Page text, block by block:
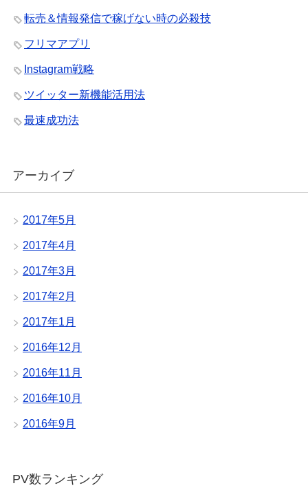
転売＆情報発信で稼げない時の必殺技
フリマアプリ
Instagram戦略
ツイッター新機能活用法
最速成功法
アーカイブ
2017年5月
2017年4月
2017年3月
2017年2月
2017年1月
2016年12月
2016年11月
2016年10月
2016年9月
PV数ランキング